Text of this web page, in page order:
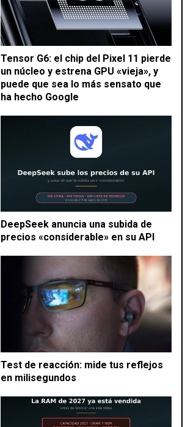
Tensor G6: el chip del Pixel 11 pierde
un núcleo y estrena GPU «vieja», y
puede que sea lo más sensato que
ha hecho Google
DeepSeek anuncia una subida de
precios «considerable» en su API
Test de reacción: mide tus reflejos
en milisegundos